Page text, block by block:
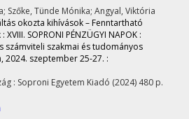
Szőke, Tünde Mónika; Angyal, Viktória
okozta kihívások – Fenntartható
SOPRONI PÉNZÜGYI NAPOK :
számviteli szakmai és tudományos
2024. szeptember 25-27. :
: Soproni Egyetem Kiadó (2024) 480 p.